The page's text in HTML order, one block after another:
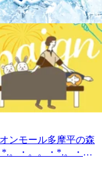
〉042-843-1147※オ
案内出来る場合があ
^^
♪〈営業時間〉終
住所〉日野市多摩平
イオンモール多摩
から徒歩5分八王子
幡不動・南平からは
ングスクール・多摩
〉042-843-1147※オ
案内出来る場合があ
^^
ンモール多摩平の森
*.。・。。・*.。・
です!以下の時間帯に
可能となっており
・。。・*.。・
オオタです。昨日は
ごしでしょうか？気
かけはされました
った9月に行かれる
ンモール多摩平の森
。・。。・*.。・
可能となっており